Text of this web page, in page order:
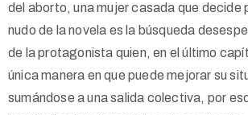
del aborto, una mujer casada que decide
nudo de la novela es la búsqueda
de la protagonista quien, en el último
única manera en que puede mejorar su
sumándose a una salida colectiva, por